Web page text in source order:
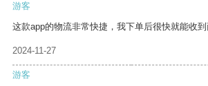
游客
这款app的物流非常快捷，我下单后很快就能收到
2024-11-27
游客